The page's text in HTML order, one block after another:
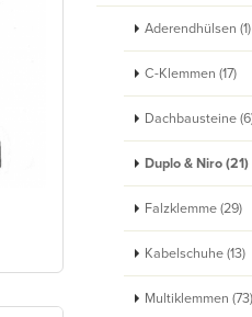
Aderendhülsen (1)
C-Klemmen (17)
Dachbausteine
Duplo & Niro (21)
Falzklemme (29)
Kabelschuhe (13)
Multiklemmen (73)